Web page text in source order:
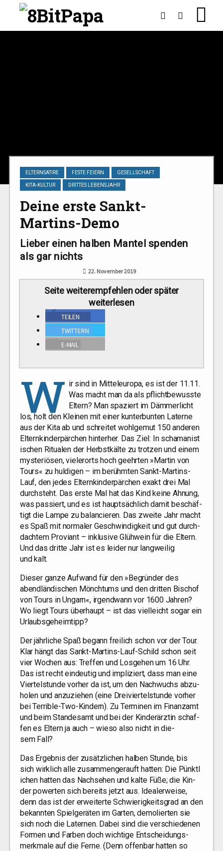
ELTERNSATIRE FESTE FEIERN GESELLSCHAFT
KITA-KULTUR DRITTES LEBENSJAHR
Deine erste Sankt-
Martins-Demo
Lieber einen halben Mantel spenden
als gar nichts
22. November 2019
Sei­te wei­ter­emp­feh­len oder spä­ter
weiterlesen
TEI­LEN
TWIT­TERN
E‑MAIL
W ir sind in Mit­tel­eu­ro­pa, es ist der 11.11.
Was macht man da als pflicht­be­wuss­te
Eltern? Man spa­ziert im Däm­mer­licht
los, holt den Klei­nen mit einer kun­ter­bun­ten Later­ne
aus der Kita ab und schrei­tet wohl­ge­mut 150 ande­ren
Eltern­kin­der­pär­chen hin­ter­her. Das Ziel: In scha­ma­nis­t
i­schen Ritua­len der Herbst­käl­te zu trot­zen und einem
mys­te­riö­sen, vie­ler­orts hoch geehr­ten »Mar­tin von
Tours« zu hul­di­gen – im berühm­ten Sankt-Mar­tins-
Lauf, den jedes Eltern­kin­der­pär­chen exakt drei Mal
durch­steht. Das ers­te Mal hat das Kind kei­ne Ahnung,
was pas­siert, und es ist haupt­säch­lich damit beschäf­
tigt die Lam­pe zu balan­cie­ren. Das zwei­te Jahr macht
es Spaß mit nor­ma­ler Geschwin­dig­keit und gut durch­
dach­tem Pro­vi­ant – inklu­si­ve Glüh­wein für die Eltern.
Und das drit­te Jahr ist es lei­der nur lang­wei­lig
und kalt.
Die­ser gan­ze Auf­wand für den »Begrün­der des
abend­län­di­schen Mönch­tums und den drit­ten Bischof
von Tours in Ungarn«, irgend­wann vor 1600 Jah­ren?
Wo liegt Tours über­haupt – ist das viel­leicht sogar ein
Urlaubsgeheimtipp?
Der jähr­li­che Spaß begann frei­lich schon vor der Tour.
Klar hängt das Sankt-Mar­tins-Lauf-Schild schon seit
vier Wochen aus: Tref­fen und Los­ge­hen um 16 Uhr.
Das ist recht ein­deu­tig und impli­ziert, dass man eine
Vier­tel­stun­de vor­her da ist, um den Nach­wuchs abzu­
ho­len und anzu­zie­hen (eine Drei­vier­tel­stun­de vor­her
bei Ter­ri­ble-Two-Kin­dern). Zu Ter­mi­nen im Finanz­amt
und beim Stan­des­amt und bei der Kin­der­ärz­tin schaf­
fen es Eltern ja auch – wie­so also nicht in die­
sem Fall?
Das Ergeb­nis der zusätz­li­chen hal­ben Stun­de, bis
sich wirk­lich alle zusam­men­ge­rauft hat­ten: Die Pünkt­l
i­chen hat­ten das Nach­se­hen und kal­te Füße; die Kin­
der power­ten sich bereits jetzt aus. Idea­ler­wei­se,
denn das ist der erwei­ter­te Schwie­rig­keits­grad an den
bekann­ten Spiel­ge­rä­ten im Gar­ten, demo­lier­ten sie
sich noch die Later­nen. Dabei sind die ver­schie­de­nen
For­men und Far­ben doch wich­ti­ge Ent­schei­dungs­
merk­ma­le auf die Fer­ne. (Denn offen­bar hat­ten so